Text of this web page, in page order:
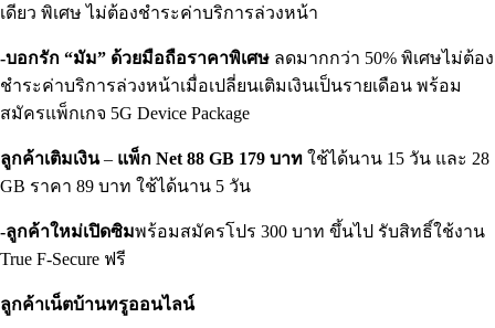
เดียว พิเศษ ไม่ต้องชำระค่าบริการล่วงหน้า
-บอกรัก “มัม” ด้วยมือถือราคาพิเศษ ลดมากกว่า 50% พิเศษไม่ต้อง
ชำระค่าบริการล่วงหน้าเมื่อเปลี่ยนเติมเงินเป็นรายเดือน พร้อม
สมัครแพ็กเกจ 5G Device Package
ลูกค้าเติมเงิน– แพ็ก Net 88 GB 179 บาท ใช้ได้นาน 15 วัน และ 28
GB ราคา 89 บาท ใช้ได้นาน 5 วัน
-ลูกค้าใหม่เปิดซิมพร้อมสมัครโปร 300 บาท ขึ้นไป รับสิทธิ์ใช้งาน
True F-Secure ฟรี
ลูกค้าเน็ตบ้านทรูออนไลน์